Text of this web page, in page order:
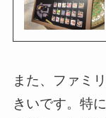
また、ファミ
きいです。特